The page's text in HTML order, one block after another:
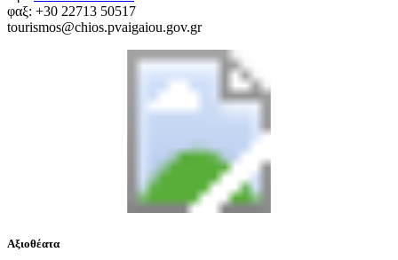
φαξ: +30 22713 50517
tourismos@chios.pvaigaiou.gov.gr
Αξιοθέατα